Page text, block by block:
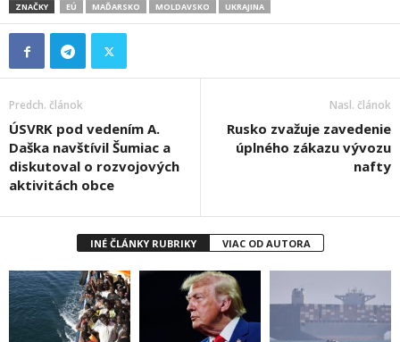
ZNAČKY EÚ MAĎARSKO MOLDAVSKO UKRAJINA
Predch. článok
ÚSVRK pod vedením A.
Daška navštívil Šumiac a
diskutoval o rozvojových
aktivitách obce
Nasl. článok
Rusko zvažuje zavedenie
úplného zákazu vývozu
nafty
INÉ ČLÁNKY RUBRIKY VIAC OD AUTORA